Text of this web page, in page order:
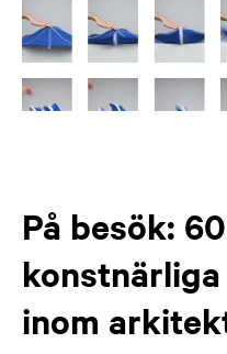
På besök:
inom